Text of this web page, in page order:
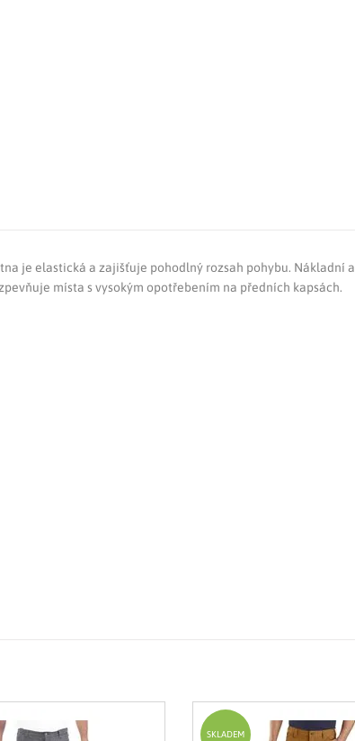
je elastická a zajišťuje pohodlný rozsah pohybu. Nákladní a
místa s vysokým opotřebením na předních kapsách.
SKLADEM